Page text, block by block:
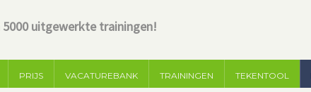
5000 uitgewerkte trainingen!
PRIJS VACATUREBANK TRAININGEN TEKENTOOL